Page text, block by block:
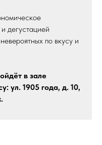
дегустацией
по вкусу и
в зале
ул. 1905 года, д. 10,